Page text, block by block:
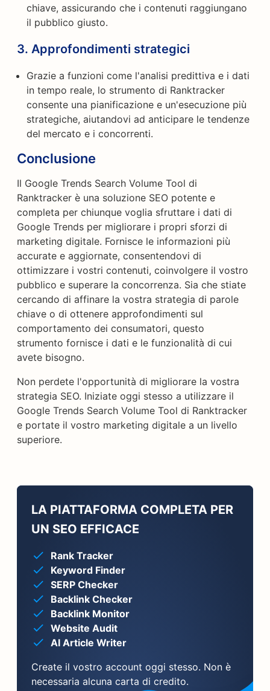
chiave, assicurando che i contenuti raggiungano
il pubblico giusto.
3. Approfondimenti strategici
Grazie a funzioni come l'analisi predittiva e i dati
in tempo reale, lo strumento di Ranktracker
consente una pianificazione e un'esecuzione più
strategiche, aiutandovi ad anticipare le tendenze
del mercato e i concorrenti.
Conclusione
Il Google Trends Search Volume Tool di
Ranktracker è una soluzione SEO potente e
completa per chiunque voglia sfruttare i dati di
Google Trends per migliorare i propri sforzi di
marketing digitale. Fornisce le informazioni più
accurate e aggiornate, consentendovi di
ottimizzare i vostri contenuti, coinvolgere il vostro
pubblico e superare la concorrenza. Sia che stiate
cercando di affinare la vostra strategia di parole
chiave o di ottenere approfondimenti sul
comportamento dei consumatori, questo
strumento fornisce i dati e le funzionalità di cui
avete bisogno.
Non perdete l'opportunità di migliorare la vostra
strategia SEO. Iniziate oggi stesso a utilizzare il
Google Trends Search Volume Tool di Ranktracker
e portate il vostro marketing digitale a un livello
superiore.
LA PIATTAFORMA COMPLETA PER
UN SEO EFFICACE
Rank Tracker
Keyword Finder
SERP Checker
Backlink Checker
Backlink Monitor
Website Audit
AI Article Writer
Create il vostro account oggi stesso. Non è
necessaria alcuna carta di credito.